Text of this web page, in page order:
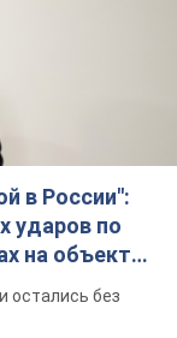
в России":
ударов по
на объекты
остались без